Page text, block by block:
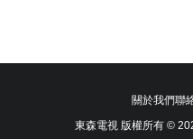
關於我們聯
東森電視 版權所有 ©